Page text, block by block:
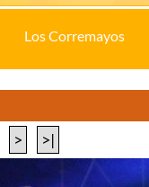
Los Corremayos
> >|